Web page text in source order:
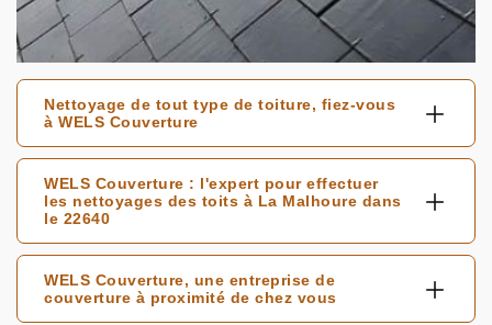
Nettoyage de tout type de toiture, fiez-vous
à WELS Couverture
WELS Couverture : l'expert pour effectuer
les nettoyages des toits à La Malhoure dans
le 22640
WELS Couverture, une entreprise de
couverture à proximité de chez vous